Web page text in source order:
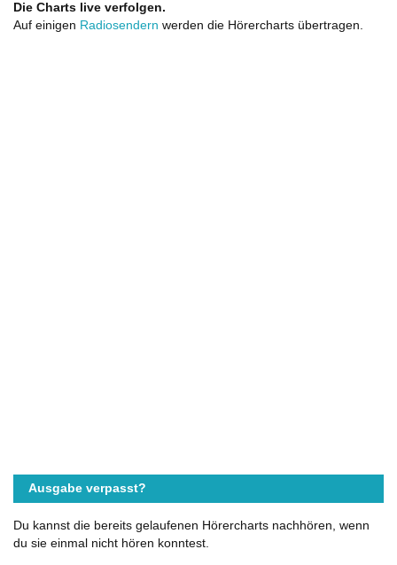
Die Charts live verfolgen.
Auf einigen Radiosendern werden die Hörercharts übertragen.
Ausgabe verpasst?
Du kannst die bereits gelaufenen Hörercharts nachhören, wenn
du sie einmal nicht hören konntest.